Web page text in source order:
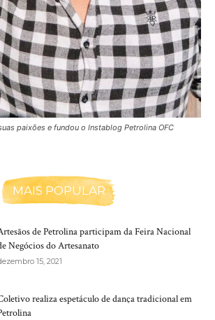
paixões e fundou o Instablog Petrolina OFC
MAIS POPULAR
de Petrolina participam da Feira Nacional
Negócios do Artesanato
15, 2021
realiza espetáculo de dança tradicional em